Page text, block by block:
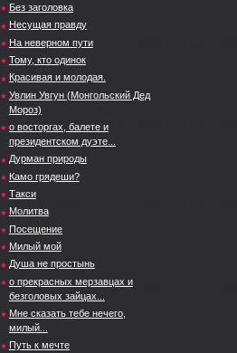
Без заголовка
Несущая правду
На неверном пути
Тому, кто одинок
Красивая и молодая.
Увлин Увгун (Монгольский Дед
Мороз)
о восторгах, балете и
президентском дуэте...
Дурман природы
Камо грядеши?
Такси
Молитва
Посещение
Милый мой
Душа не простынь
о прекрасных мерзавцах и
безголовых зайцах...
Мне сказать тебе нечего,
милый...
Путь к мечте